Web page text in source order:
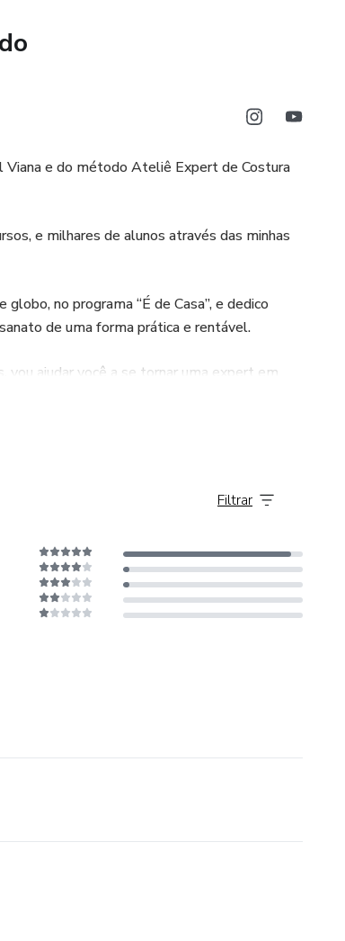
e do método Ateliê Expert de Costura
e milhares de alunos através das minhas
no programa “É de Casa”, e dedico
de uma forma prática e rentável.
vou ajudar você a se tornar uma expert em
Filtrar